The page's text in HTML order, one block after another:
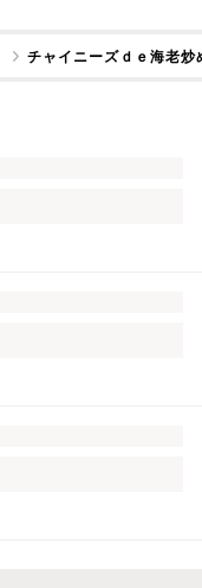
チャイニーズｄｅ海老炒